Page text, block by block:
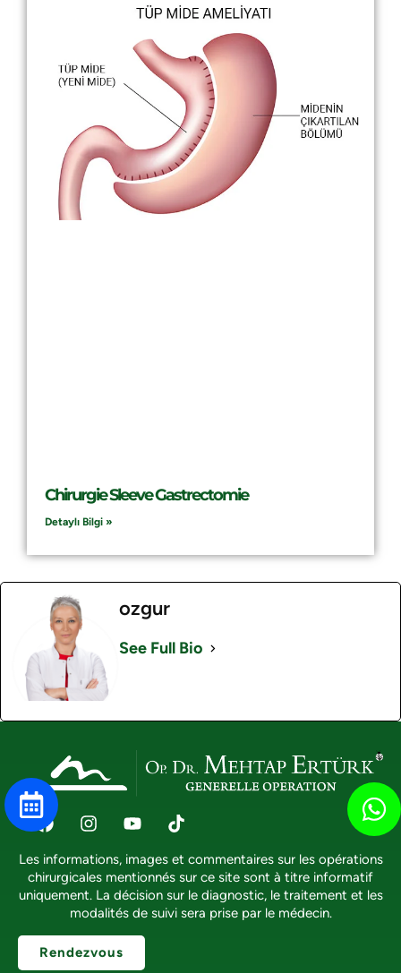
Chirurgie Sleeve Gastrectomie
Detaylı Bilgi »
ozgur
See Full Bio
Les informations, images et commentaires sur les opérations
chirurgicales mentionnés sur ce site sont à titre informatif
uniquement. La décision sur le diagnostic, le traitement et les
modalités de suivi sera prise par le médecin.
Rendezvous